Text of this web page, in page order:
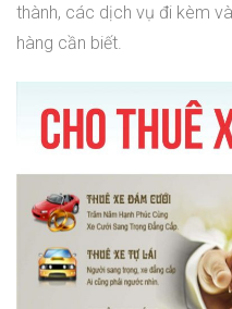
thành, các dịch vụ đi kèm
hàng cần biết.